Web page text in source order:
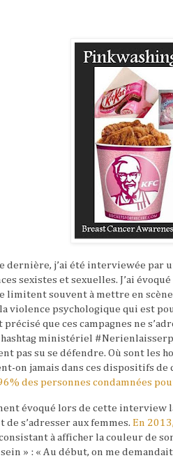
dernière, j’ai été interviewée par
sexistes et sexuelles. J’ai
limitent souvent à mettre en
violence psychologique qui est
précisé que ces campagnes ne
ministériel
pas su se défendre. Où sont les
on jamais dans ces dispositifs de
des personnes condamnées
évoqué lors de cette
de s’adresser aux femmes. En 2013,
consistant à afficher la couleur de
» : « Au début, on me